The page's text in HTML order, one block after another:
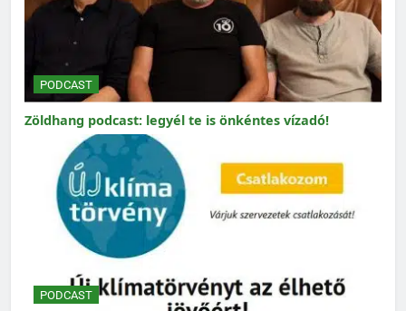
PODCAST
Zöldhang podcast: legyél te is önkéntes vízadó!
PODCAST